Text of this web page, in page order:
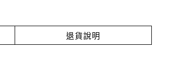
退貨說明